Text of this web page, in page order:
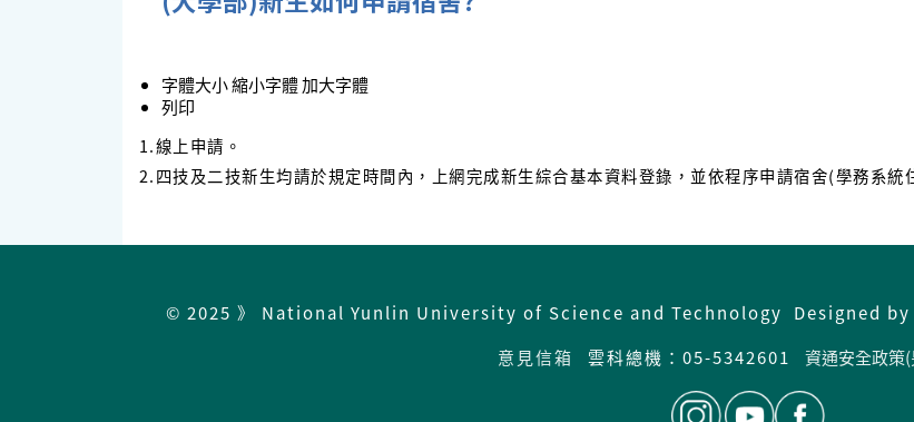
字體大小縮小字體加大字體
列印
1.線上申請。
2.四技及二技新生均請於規定時間內，上網完成新生綜合基本資料登錄，並依程序申請宿舍(學務系統
© 2025 》 National Yunlin University of Science and Technology Designed
意見信箱
雲科總機：05-5342601 資通安全政策